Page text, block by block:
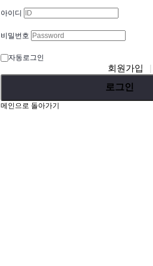
아이디
비밀번호
자동로그인
회원가입
로그인
메인으로 돌아가기